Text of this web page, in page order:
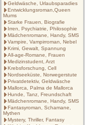
Geldwäsche, Urlaubsparadies
Entwicklungsroman,Queen
Mums
Starke Frauen, Biografie
Irren, Psychiatrie, Philosophie
Mädchenromane, Handy, SMS
Vampire, Vampirroman, Nebel
Krimi, Gewalt, Spannung
All-age-Romane, Frauen
Medizinstudent, Arzt
Krebsforschung, Cell
Nordseeküste, Norwegerstute
Privatdetektiv, Geldwäsche
Mallorca, Palma de Mallorca
Hunde, Tanz, Freundschaft
Mädchenromane, Handy, SMS
Fantasyroman, Schamane,
Mythen
Mystery, Thriller, Fantasy